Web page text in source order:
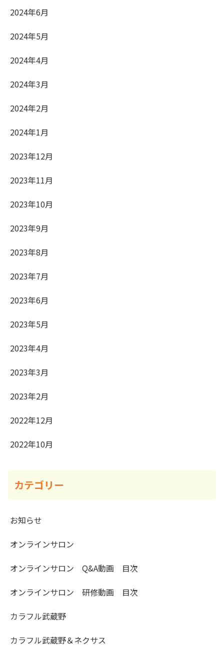
2024年6月
2024年5月
2024年4月
2024年3月
2024年2月
2024年1月
2023年12月
2023年11月
2023年10月
2023年9月
2023年8月
2023年7月
2023年6月
2023年5月
2023年4月
2023年3月
2023年2月
2022年12月
2022年10月
カテゴリー
お知らせ
オンラインサロン
オンラインサロン Q&A動画 目次
オンラインサロン 研修動画 目次
カラフル武蔵野
カラフル武蔵野＆ネクサス